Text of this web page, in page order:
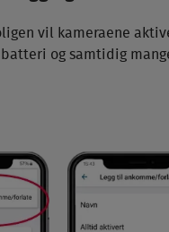
vil kameraene
og samtidig